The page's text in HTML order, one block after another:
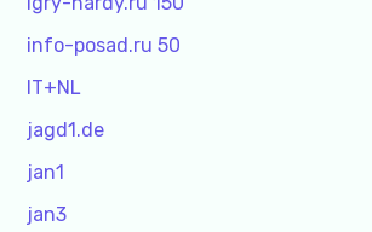
info-posad.ru 50
IT+NL
jagd1.de
jan1
jan3